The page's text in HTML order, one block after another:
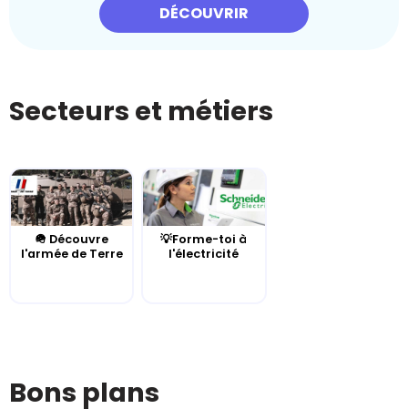
DÉCOUVRIR
Secteurs et métiers
🪖 Découvre
l'armée de Terre
💡Forme-toi à
l'électricité
Bons plans